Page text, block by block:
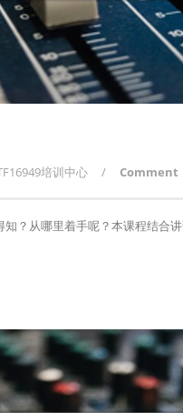
培训中心 / Comment
？从哪里着手呢？本课程结合